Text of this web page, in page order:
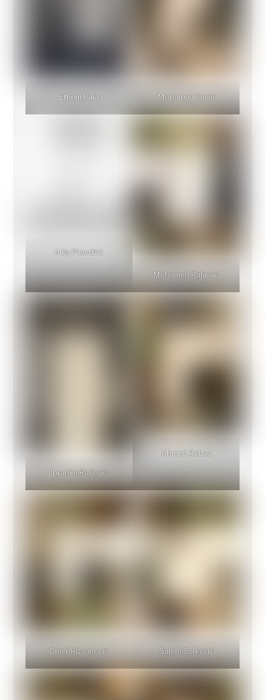
Ethem Pala Muhamed Pecić
Alija Pilavdžić
Muhamed Raljević
Ibrahim Raljević
Ahmed Rebac
Omer Rizvanović Salem Salković